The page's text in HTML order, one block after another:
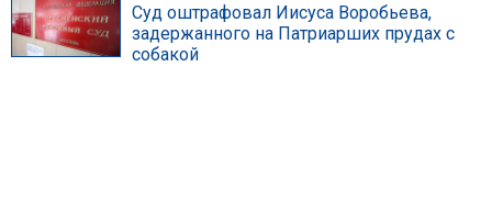
Суд оштрафовал Иисуса Воробьева,
задержанного на Патриарших прудах с
собакой